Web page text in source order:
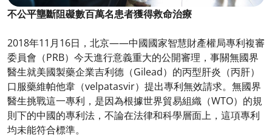
不公平壟斷阻礙數百萬名患者獲得救命治療
2018年11月16日，北京——中國國家智慧財產權局專利複審
委員會（PRB）今天進行意義重大的公開審理，事關無國界
醫生就美國製藥企業吉利德（Gilead）的丙型肝炎（丙肝）
口服藥維帕他韋（velpatasvir）提出專利無效請求。無國界
醫生挑戰這一專利，是因為根據世界貿易組織（WTO）的規
則下的中國的專利法，不論在法律和科學層面上，這項專利
均未能符合標準。